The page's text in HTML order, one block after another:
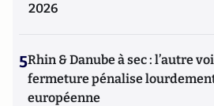
2026
5Rhin & Danube à sec : l’autre
fermeture pénalise
européenne